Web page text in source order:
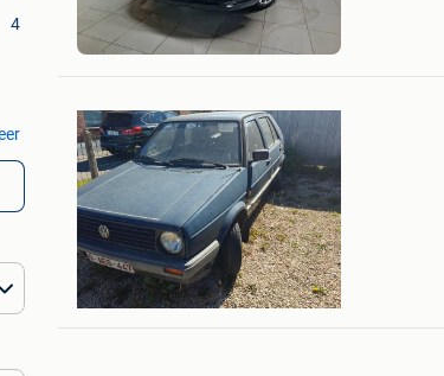
4
GARAGE BAELE
Zelzate
Mijn
Favorieten
Baele Hannes
Kruisem